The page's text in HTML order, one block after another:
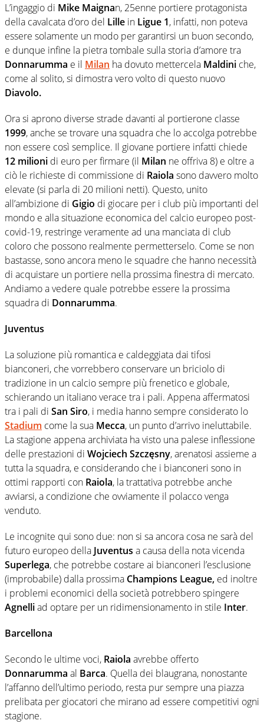
L’ingaggio di Mike Maignan, 25enne portiere protagonista
della cavalcata d’oro del Lille in Ligue 1, infatti, non poteva
essere solamente un modo per garantirsi un buon secondo,
e dunque infine la pietra tombale sulla storia d’amore tra
Donnarumma e il Milan ha dovuto mettercela Maldini che,
come al solito, si dimostra vero volto di questo nuovo
Diavolo.
Ora si aprono diverse strade davanti al portierone classe
1999, anche se trovare una squadra che lo accolga potrebbe
non essere così semplice. Il giovane portiere infatti chiede
12 milioni di euro per firmare (il Milan ne offriva 8) e oltre a
ciò le richieste di commissione di Raiola sono davvero molto
elevate (si parla di 20 milioni netti). Questo, unito
all’ambizione di Gigio di giocare per i club più importanti del
mondo e alla situazione economica del calcio europeo post-
covid-19, restringe veramente ad una manciata di club
coloro che possono realmente permetterselo. Come se non
bastasse, sono ancora meno le squadre che hanno necessità
di acquistare un portiere nella prossima finestra di mercato.
Andiamo a vedere quale potrebbe essere la prossima
squadra di Donnarumma.
Juventus
La soluzione più romantica e caldeggiata dai tifosi
bianconeri, che vorrebbero conservare un briciolo di
tradizione in un calcio sempre più frenetico e globale,
schierando un italiano verace tra i pali. Appena affermatosi
tra i pali di San Siro, i media hanno sempre considerato lo
Stadium come la sua Mecca, un punto d’arrivo ineluttabile.
La stagione appena archiviata ha visto una palese inflessione
delle prestazioni di Wojciech Szczęsny, arenatosi assieme a
tutta la squadra, e considerando che i bianconeri sono in
ottimi rapporti con Raiola, la trattativa potrebbe anche
avviarsi, a condizione che ovviamente il polacco venga
venduto.
Le incognite qui sono due: non si sa ancora cosa ne sarà del
futuro europeo della Juventus a causa della nota vicenda
Superlega, che potrebbe costare ai bianconeri l’esclusione
(improbabile) dalla prossima Champions League, ed inoltre
i problemi economici della società potrebbero spingere
Agnelliad optare per un ridimensionamento in stile Inter.
Barcellona
Secondo le ultime voci, Raiola avrebbe offerto
Donnarumma al Barca. Quella dei blaugrana, nonostante
l’affanno dell’ultimo periodo, resta pur sempre una piazza
prelibata per giocatori che mirano ad essere competitivi ogni
stagione.